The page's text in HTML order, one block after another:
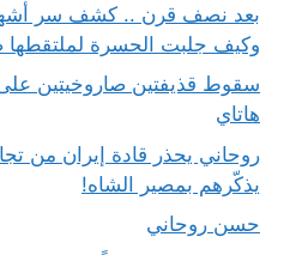
بعد نصف قرن .. كشف سر
وكيف جلبت الحسرة لملتقطها
سقوط قذيفتين صاروخيتين على
هاتاي
روحاني يحذر قادة إيران من
يذكّرهم بمصير الشاه!
حسن روحاني